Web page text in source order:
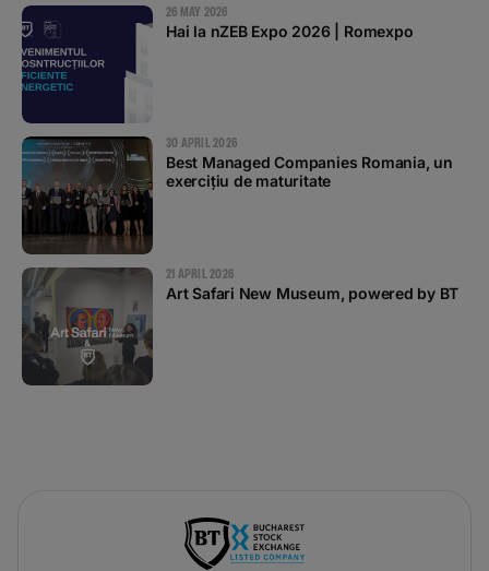
26 MAY 2026
Hai la nZEB Expo 2026 | Romexpo
30 APRIL 2026
Best Managed Companies Romania, un
exercițiu de maturitate
21 APRIL 2026
Art Safari New Museum, powered by BT